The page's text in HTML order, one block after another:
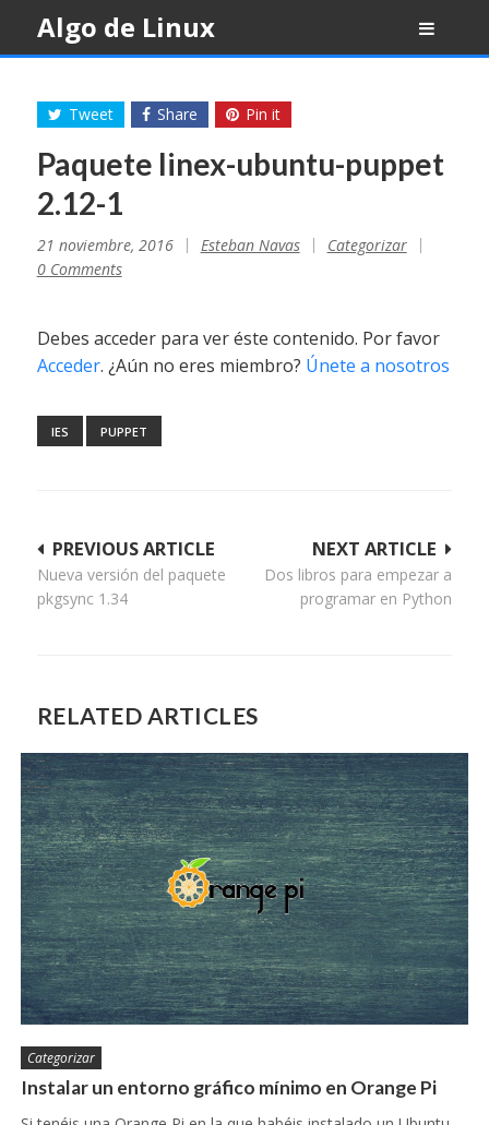
content
Algo de Linux
Tweet Share Pin it
Paquete linex-ubuntu-puppet
2.12-1
21 noviembre, 2016 Esteban Navas
Categorizar
0 Comments
Debes acceder para ver éste contenido. Por favor
Acceder. ¿Aún no eres miembro? Únete a nosotros
IES PUPPET
Navegación
de
NEXT ARTICLE
Dos libros para empezar a
programar en Python
PREVIOUS ARTICLE
Nueva versión del paquete
pkgsync 1.34
RELATED ARTICLES
Categorizar
Instalar un entorno gráfico mínimo en Orange Pi